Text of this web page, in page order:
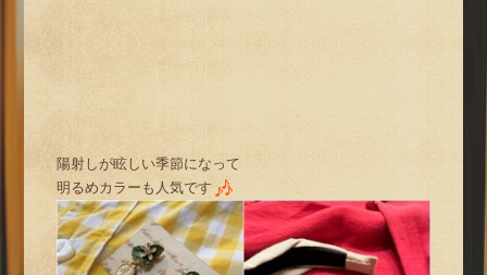
陽射しが眩しい季節になって
明るめカラーも人気です